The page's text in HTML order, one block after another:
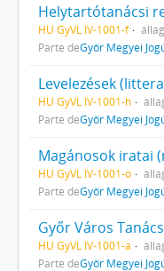
HU GyVL IV-1001-f állag
Parte deGyőr Megyei
Levelezések
HU GyVL IV-1001-h
Parte deGyőr Megyei
Magánosok iratai
HU GyVL IV-1001-o
Parte deGyőr Megyei
HU GyVL IV-1001-a
Parte deGyőr Megyei